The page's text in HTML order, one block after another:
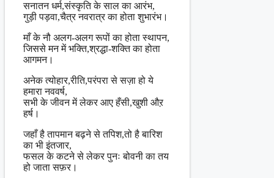
सनातन धर्म,संस्कृति के साल का आरंभ,
गुड़ी पड़वा,चैत्र नवरात्र का होता शुभारंभ।
माँ के नौ अलग-अलग रूपों का होता स्थापन,
जिससे मन में भक्ति,श्रद्धा-शक्ति का होता
आगमन।
अनेक त्योहार,रीति,परंपरा से सज़ा हो ये
हमारा नववर्ष,
सभी के जीवन में लेकर आए हँसी,खुशी औऱ
हर्ष।
जहाँ है तापमान बढ़ने से तपिश,तो है बारिश
का भी इंतजार,
फसल के कटने से लेकर पुनः बोवनी का तय
हो जाता सफ़र।